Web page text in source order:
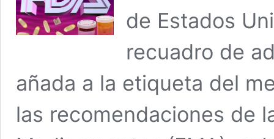
de Estados
recuadro de
añada a la etiqueta del
las recomendaciones de